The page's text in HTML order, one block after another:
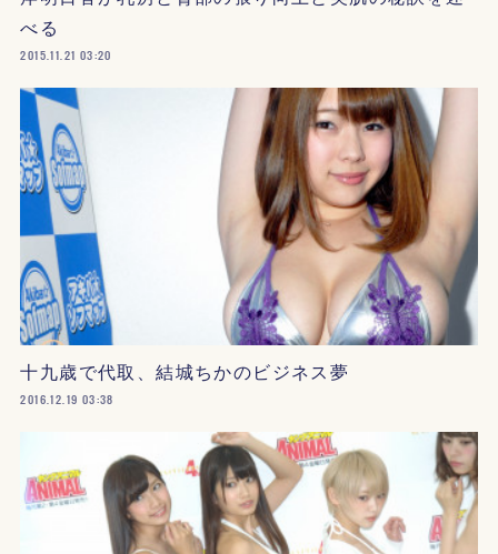
べる
2015.11.21 03:20
十九歳で代取、結城ちかのビジネス夢
2016.12.19 03:38